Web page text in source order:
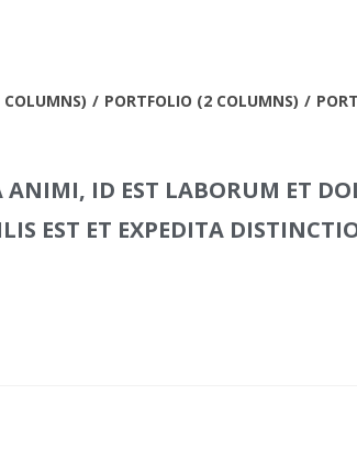
/ PORTFOLIO (2 COLUMNS) /
ID EST LABORUM ET
EST ET EXPEDITA